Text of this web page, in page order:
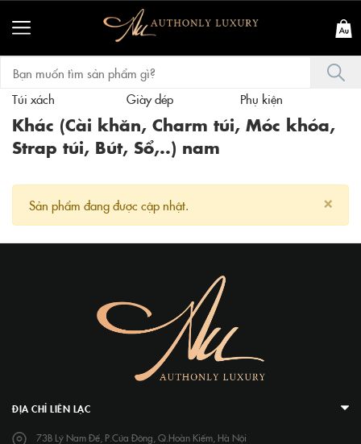
Túi xách Giày dép Phụ kiện
Khác (Cài khăn, Charm túi, Móc khóa,
Strap túi, Bút, Sổ,..) nam
×
Sản phẩm đang được cập nhật.
ĐỊA CHỈ LIÊN LẠC
73B Lý Nam Đế, P.Cửa Đông, Q.Hoàn Kiếm, Hà Nội